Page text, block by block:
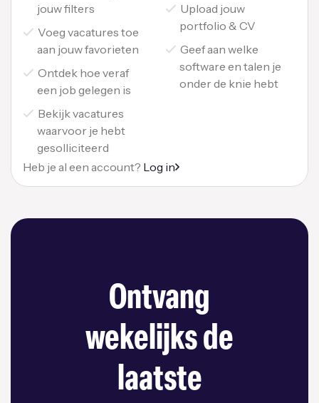
jouw filters
Voeg vacatures toe
aan jouw favorieten
Ontdek hoe veraf
een job gelegen is
Bekijk vacatures
waarvoor je hebt
gesolliciteerd
Upload jouw
portfolio & CV
Geef aan welke
software en talen je
onder de knie hebt
Heb je al een account? Log in
Ontvang
wekelijks de
laatste